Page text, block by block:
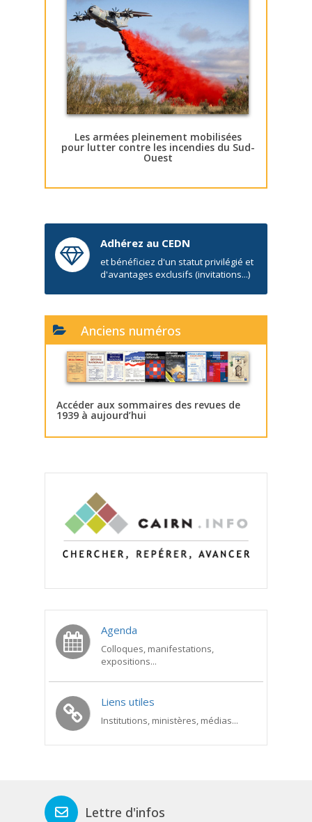
Les armées pleinement mobilisées
pour lutter contre les incendies du Sud-
Ouest
Adhérez au CEDN
et bénéficiez d'un statut privilégié et
d'avantages exclusifs (invitations...)
Anciens numéros
Accéder aux sommaires des revues de
1939 à aujourd’hui
Agenda
Colloques, manifestations,
expositions...
Liens utiles
Institutions, ministères, médias...
Lettre d'infos